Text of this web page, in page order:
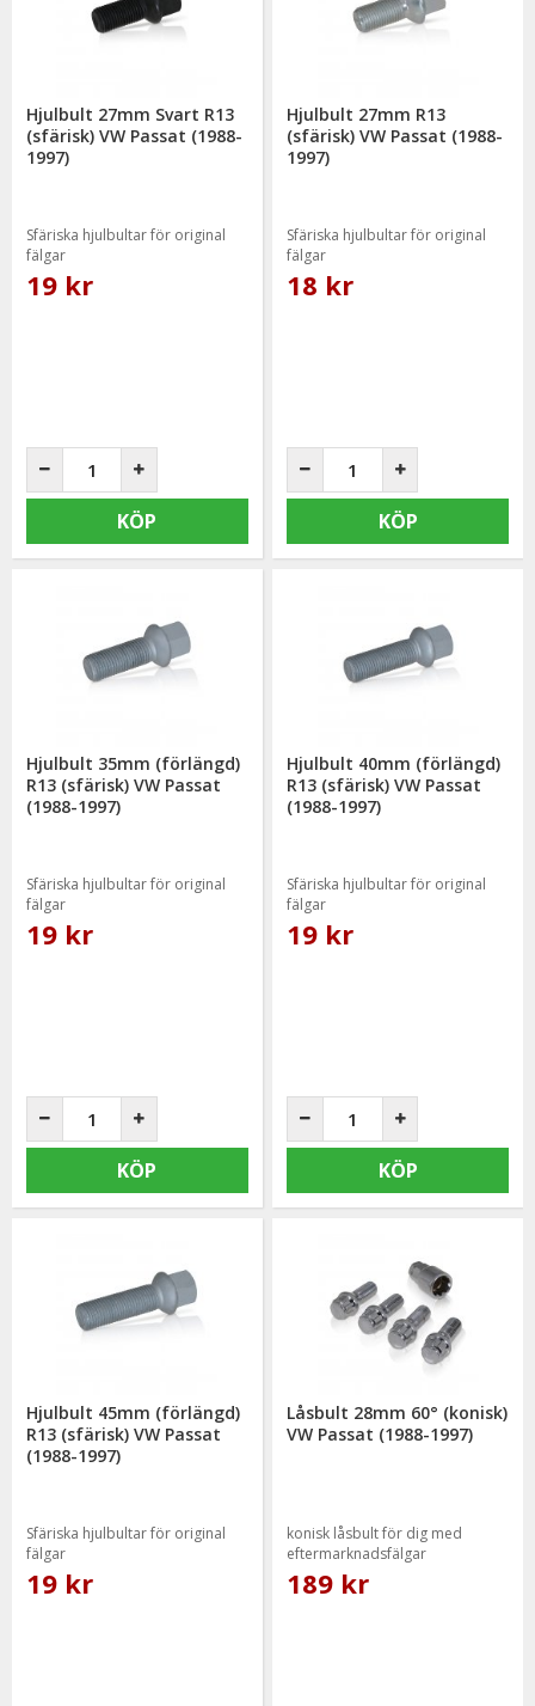
Hjulbult 27mm Svart R13
(sfärisk) VW Passat (1988-
1997)
Sfäriska hjulbultar för original
fälgar
19 kr
KÖP
Hjulbult 27mm R13
(sfärisk) VW Passat (1988-
1997)
Sfäriska hjulbultar för original
fälgar
18 kr
KÖP
Hjulbult 35mm (förlängd)
R13 (sfärisk) VW Passat
(1988-1997)
Sfäriska hjulbultar för original
fälgar
19 kr
KÖP
Hjulbult 40mm (förlängd)
R13 (sfärisk) VW Passat
(1988-1997)
Sfäriska hjulbultar för original
fälgar
19 kr
KÖP
Hjulbult 45mm (förlängd)
R13 (sfärisk) VW Passat
(1988-1997)
Sfäriska hjulbultar för original
fälgar
19 kr
Låsbult 28mm 60° (konisk)
VW Passat (1988-1997)
konisk låsbult för dig med
eftermarknadsfälgar
189 kr